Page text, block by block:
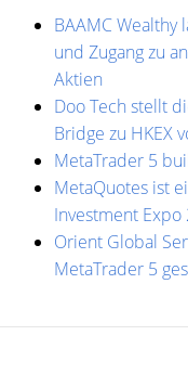
BAAMC
und Zugang zu
Aktien
Doo Tech stellt
Bridge zu HKEX
MetaTrader 5
MetaQuotes ist
Investment Expo
Orient Global
MetaTrader 5